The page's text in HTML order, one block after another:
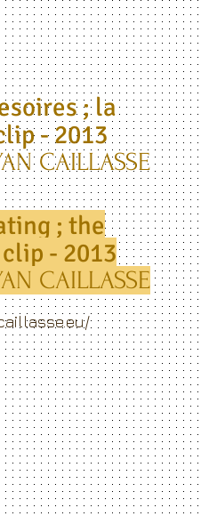
; la
- 2013
CAILLASSE
; the
- 2013
CAILLASSE